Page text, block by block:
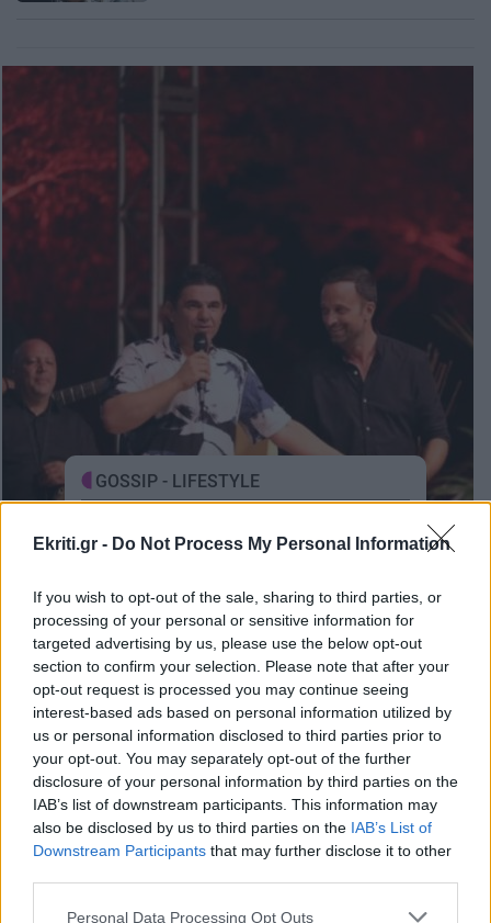
Ekriti.gr - Do Not Process My Personal Information
If you wish to opt-out of the sale, sharing to third parties, or
processing of your personal or sensitive information for
targeted advertising by us, please use the below opt-out
section to confirm your selection. Please note that after your
opt-out request is processed you may continue seeing
interest-based ads based on personal information utilized by
us or personal information disclosed to third parties prior to
your opt-out. You may separately opt-out of the further
disclosure of your personal information by third parties on the
IAB’s list of downstream participants. This information may
also be disclosed by us to third parties on the IAB’s List of
Downstream Participants that may further disclose it to other
Personal Data Processing Opt Outs
GOSSIP - LIFESTYLE
παίκτες για το πάρτι ένωσης
17-04-2022
GOSSIP - LIFESTYLE
Survivor: Αγνώριστοι οι
παίκτες στο πάρτι της
ένωσης!
23:00 | 28/03/2021